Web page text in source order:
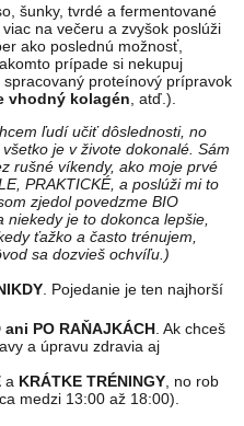
šunky, tvrdé a fermentované
na večeru a zvyšok poslúži
ako poslednú možnosť,
prípade si nekupuj
spracovaný proteínový prípravok
vhodný kolagén , atď.).
ľudí učiť dôslednosti, no
je v živote dokonalé. Sám
rušné víkendy, ako moje prvé
PRAKTICKÉ, a poslúži mi to
zjedol povedzme BIO
niekedy je to dokonca lepšie,
ťažko a často trénujem,
sa dozvieš ochvíľu.)
. Pojedanie je ten najhorší
PO RAŇAJKÁCH . Ak chceš
a úpravu zdravia aj
a KRÁTKE TRÉNINGY , no rob
medzi 13:00 až 18:00).